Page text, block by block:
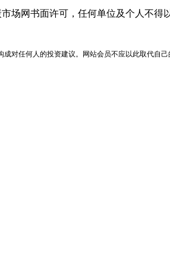
场网书面许可，任何单位及个人不得
对任何人的投资建议。网站会员不应以此取代自